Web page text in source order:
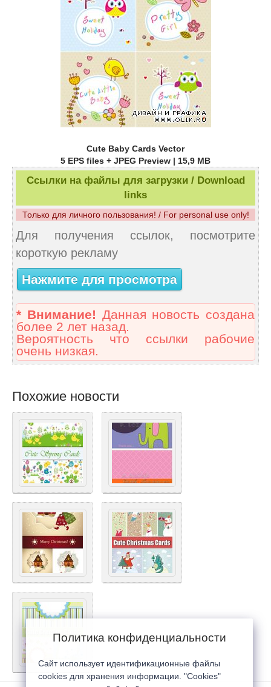
Cute Baby Cards Vector
5 EPS files + JPEG Preview | 15,9 MB
Ссылки на файлы для загрузки / Download
links
Только для личного пользования! / For personal use only!
Для получения ссылок, посмотрите
короткую рекламу
Нажмите для просмотра
* Внимание! Данная новость создана
более 2 лет назад.
Вероятность что ссылки рабочие
очень низкая.
Похожие новости
Политика конфиденциальности
Сайт использует идентификационные файлы
cookies для хранения информации. "Cookies"